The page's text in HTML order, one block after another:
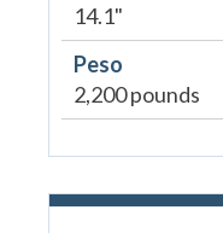
14.1"
Peso
2,200 pounds